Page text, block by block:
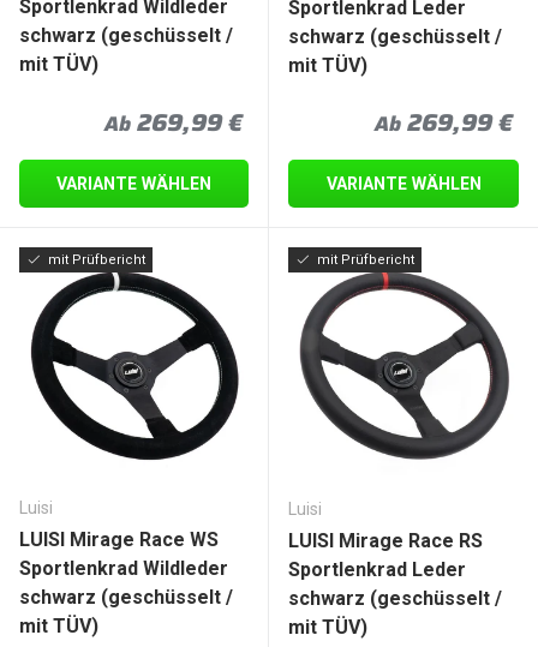
Sportlenkrad Wildleder
schwarz (geschüsselt /
mit TÜV)
Normaler Preis
Ab269,99 €
VARIANTE WÄHLEN
Sportlenkrad Leder
schwarz (geschüsselt /
mit TÜV)
Normaler
Ab269,99 €
VARIANTE WÄHLEN
mit Prüfbericht
Luisi
LUISI Mirage Race WS
Sportlenkrad Wildleder
schwarz (geschüsselt /
mit TÜV)
mit Prüfbericht
Luisi
LUISI Mirage Race RS
Sportlenkrad Leder
schwarz (geschüsselt /
mit TÜV)